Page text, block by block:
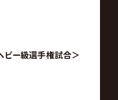
ビー級選手権試合＞